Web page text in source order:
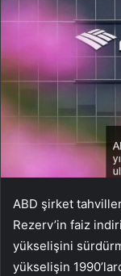
ABD şirket
Rezerv’in faiz
yükselişini
yükselişin